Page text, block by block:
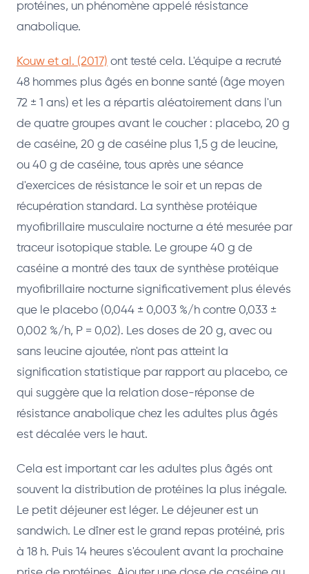
protéines, un phénomène appelé résistance
anabolique.
Kouw et al. (2017) ont testé cela. L'équipe a recruté
48 hommes plus âgés en bonne santé (âge moyen
72 ± 1 ans) et les a répartis aléatoirement dans l'un
de quatre groupes avant le coucher : placebo, 20 g
de caséine, 20 g de caséine plus 1,5 g de leucine,
ou 40 g de caséine, tous après une séance
d'exercices de résistance le soir et un repas de
récupération standard. La synthèse protéique
myofibrillaire musculaire nocturne a été mesurée par
traceur isotopique stable. Le groupe 40 g de
caséine a montré des taux de synthèse protéique
myofibrillaire nocturne significativement plus élevés
que le placebo (0,044 ± 0,003 %/h contre 0,033 ±
0,002 %/h, P = 0,02). Les doses de 20 g, avec ou
sans leucine ajoutée, n'ont pas atteint la
signification statistique par rapport au placebo, ce
qui suggère que la relation dose-réponse de
résistance anabolique chez les adultes plus âgés
est décalée vers le haut.
Cela est important car les adultes plus âgés ont
souvent la distribution de protéines la plus inégale.
Le petit déjeuner est léger. Le déjeuner est un
sandwich. Le dîner est le grand repas protéiné, pris
à 18 h. Puis 14 heures s'écoulent avant la prochaine